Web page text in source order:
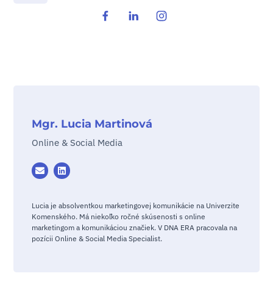
Mgr. Lucia Martinová
Online & Social Media
Lucia je absolventkou marketingovej komunikácie na Univerzite
Komenského. Má niekoľko ročné skúsenosti s online
marketingom a komunikáciou značiek. V DNA ERA pracovala na
pozícii Online & Social Media Specialist.